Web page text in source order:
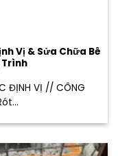
Vị & Sửa Chữa Bê
Trình
ĐỊNH VỊ // CÔNG